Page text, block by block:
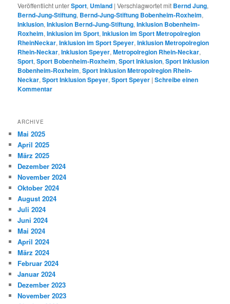
Veröffentlicht unterSport, Umland |Verschlagwortet mit Bernd Jung,
Bernd-Jung-Stiftung, Bernd-Jung-Stiftung Bobenheim-Roxheim,
Inklusion,Inklusion Bernd-Jung-Stiftung,Inklusion Bobenheim-
Roxheim,Inklusion im Sport,Inklusion im Sport Metropolregion
RheinNeckar,Inklusion im Sport Speyer,Inklusion Metropolregion
Rhein-Neckar,Inklusion Speyer,Metropolregion Rhein-Neckar,
Sport,Sport Bobenheim-Roxheim,Sport Inklusion,Sport Inklusion
Bobenheim-Roxheim,Sport Inklusion Metropolregion Rhein-
Neckar,Sport Inklusion Speyer,Sport Speyer |Schreibe einen
Kommentar
ARCHIVE
Mai 2025
April 2025
März 2025
Dezember 2024
November 2024
Oktober 2024
August 2024
Juli 2024
Juni 2024
Mai 2024
April 2024
März 2024
Februar 2024
Januar 2024
Dezember 2023
November 2023